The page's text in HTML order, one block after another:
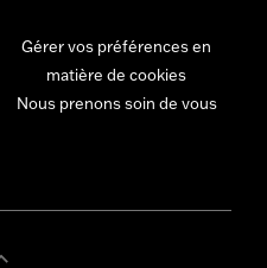
Gérer vos préférences en
matière de cookies
Nous prenons soin de vous